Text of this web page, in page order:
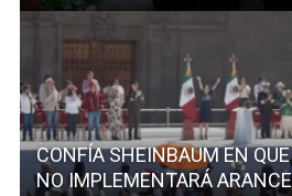
CONFÍA SHEINBAUM EN
NO IMPLEMENTARÁ